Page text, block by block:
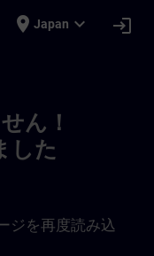
place Japan expand_more login
ん！
した
ジを再度読み込